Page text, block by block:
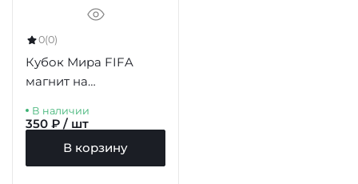
0(0)
Кубок Мира FIFA
магнит на
В наличии
350 ₽ / шт
В корзину